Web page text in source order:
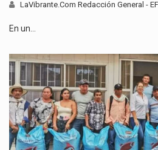
LaVibrante.Com Redacción General -
En un…